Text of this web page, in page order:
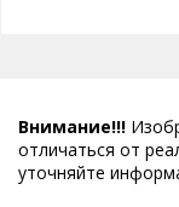
Внимание!!!
отличаться от
уточняйте